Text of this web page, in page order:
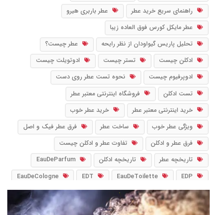
راهنمای سریع خرید عطر
عطر باربری هیرو
عطر مایکل کورس فوق العاده زیبا
تحلیل پاریس گیواودان از نظر رایحه
عطر چیست؟
ادکلن چیست
تستر چیست
ادوتویلت چیست
ادوپرفیوم چیست
نحوه تست عطر روی دست
تست ادکلن
فروشگاه اینترنتی معتبر عطر
خرید اینترنتی معتبر عطر
خرید عطر خوب
ویژگی عطر خوب
ساخت عطر
فرق عطر فیک و اصل
فرق عطر و ادکلن
تفاوت عطر و ادکلن چیست
تاریخچه عطر
تاریخچه ادکلن
EauDeParfum
EDP
EauDeToilette
EDT
EauDeCologne
EDC
PourHomme
PourFemme
NoirFragrance
IntensePerfume
آب_ادو_پرفیوم